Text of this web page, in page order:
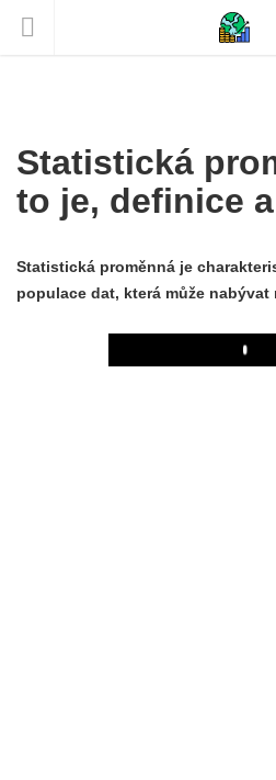
Statistická
to je, definice
Statistická proměnná je
populace dat, která může
Play